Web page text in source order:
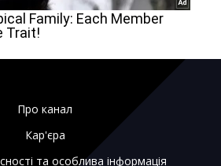
Про канал
Кар'єра
та особлива інформація